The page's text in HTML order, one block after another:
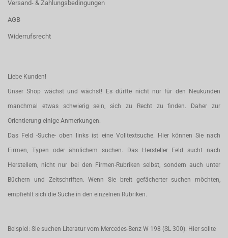
Versand- & Zahlungsbedingungen
AGB
Widerrufsrecht
Liebe Kunden!
Unser Shop wächst und wächst! Es dürfte nicht nur für den Neukunden
manchmal etwas schwierig sein, sich zu Recht zu finden. Daher zur
Orientierung einige Anmerkungen:
Das Feld -Suche- oben links ist eine Volltextsuche. Hier können Sie nach
Firmen, Typen oder ähnlichem suchen. Das Hersteller Feld sucht nach
Herstellern, nicht nur bei den Firmen-Rubriken selbst, sondern auch unter
Büchern und Zeitschriften. Wenn Sie breit gefächerter suchen möchten,
empfiehlt sich die Suche in den einzelnen Rubriken.
Beispiel: Sie suchen Literatur vom Mercedes-Benz W 198 (SL 300). Hier sollte